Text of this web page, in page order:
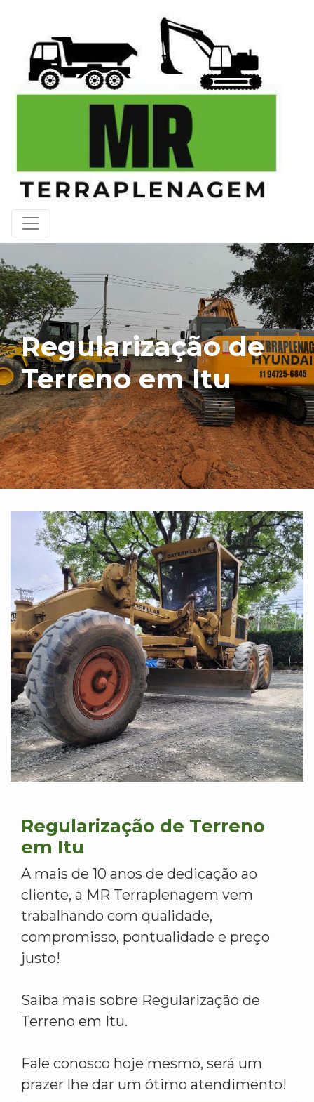
Regularização de
Terreno em Itu
Regularização de Terreno
em Itu
A mais de 10 anos de dedicação ao
cliente, a MR Terraplenagem vem
trabalhando com qualidade,
compromisso, pontualidade e preço
justo!
Saiba mais sobre Regularização de
Terreno em Itu.
Fale conosco hoje mesmo, será um
prazer lhe dar um ótimo atendimento!